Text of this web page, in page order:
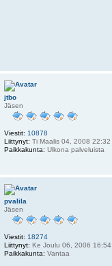
jtbo
Jäsen
Viestit: 10878
Liittynyt: Ti Maalis 04, 2008 22:32
Paikkakunta: Ulkona palveluista
pvalila
Jäsen
Viestit: 18274
Liittynyt: Ke Joulu 06, 2006 16:54
Paikkakunta: Vantaa